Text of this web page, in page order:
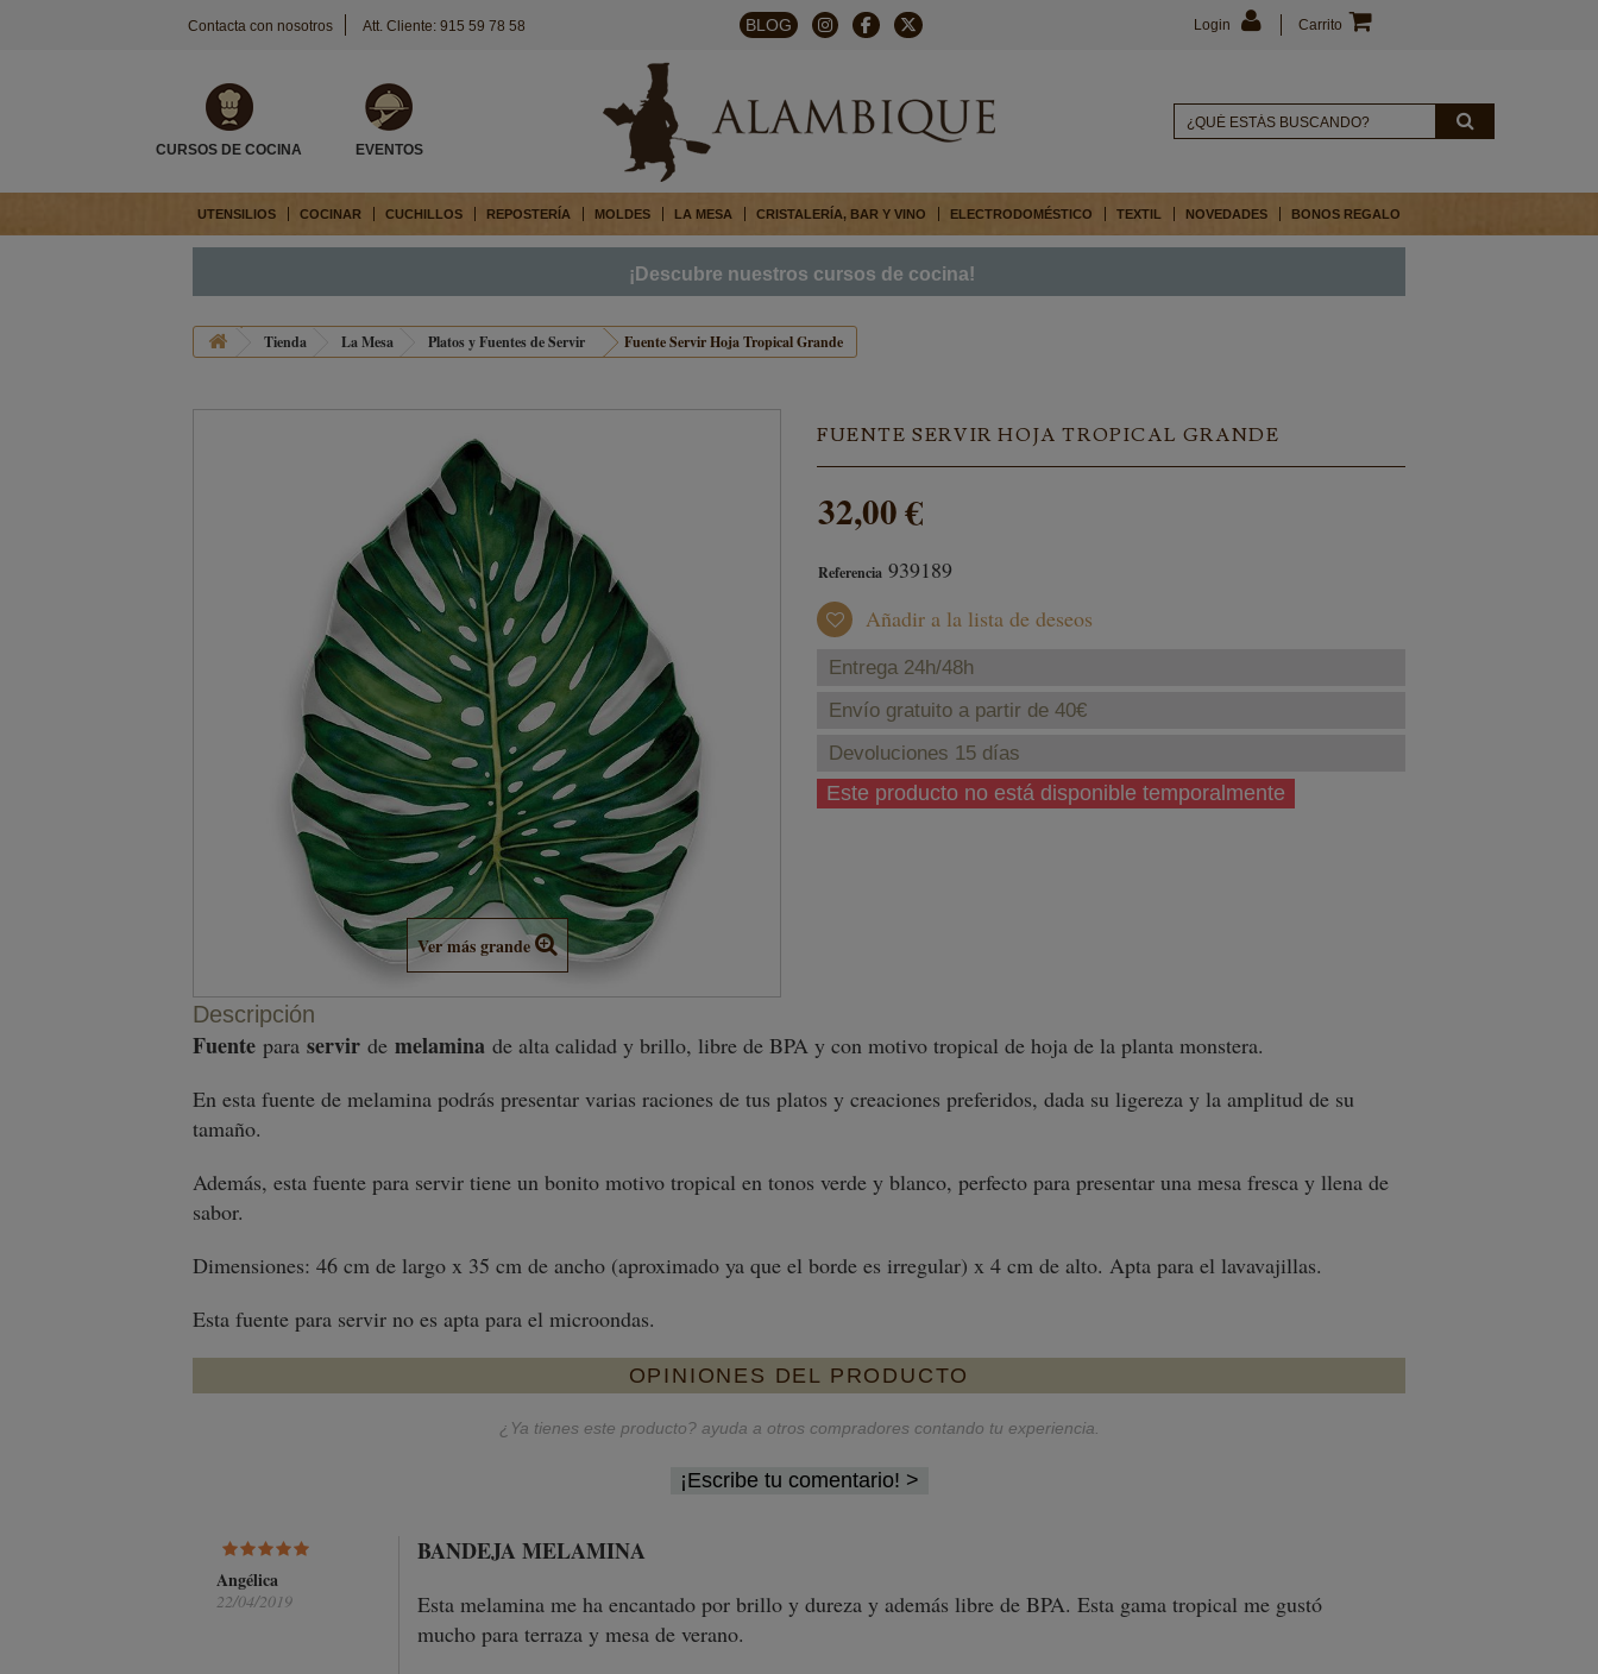
Contacta con nosotros Att. Cliente: 915 59 78 58 BLOG Carrito
Login
CURSOS DE COCINA EVENTOS
UTENSILIOS COCINAR CUCHILLOS REPOSTERÍA MOLDES LA MESA CRISTALERÍA, BAR Y VINO ELECTRODOMÉSTICO TEXTIL NOVEDADES BONOS REGALO
¡Descubre nuestros cursos de cocina!
Tienda La Mesa Platos y Fuentes de Servir Fuente Servir Hoja Tropical Grande
Ver más grande
FUENTE SERVIR HOJA TROPICAL GRANDE
32,00 €
Referencia 939189
Añadir a la lista de deseos
Entrega 24h/48h
Envío gratuito a partir de 40€
Devoluciones 15 días
Este producto no está disponible temporalmente
Descripción
Fuente para servir de melamina de alta calidad y brillo, libre de BPA y con motivo tropical de hoja de la planta monstera.
En esta fuente de melamina podrás presentar varias raciones de tus platos y creaciones preferidos, dada su ligereza y la amplitud de su
tamaño.
Además, esta fuente para servir tiene un bonito motivo tropical en tonos verde y blanco, perfecto para presentar una mesa fresca y llena de
sabor.
Dimensiones: 46 cm de largo x 35 cm de ancho (aproximado ya que el borde es irregular) x 4 cm de alto. Apta para el lavavajillas.
Esta fuente para servir no es apta para el microondas.
OPINIONES DEL PRODUCTO
¿Ya tienes este producto? ayuda a otros compradores contando tu experiencia.
¡Escribe tu comentario!
Angélica
22/04/2019
BANDEJA MELAMINA
Esta melamina me ha encantado por brillo y dureza y además libre de BPA. Esta gama tropical me gustó
mucho para terraza y mesa de verano.